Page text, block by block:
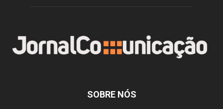
SOBRE NÓS